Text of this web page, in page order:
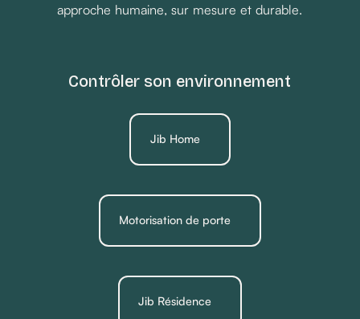
approche humaine, sur mesure et durable.
Contrôler son environnement
Jib Home
Motorisation de porte
Jib Résidence